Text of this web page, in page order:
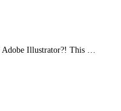
Illustrator?! This …